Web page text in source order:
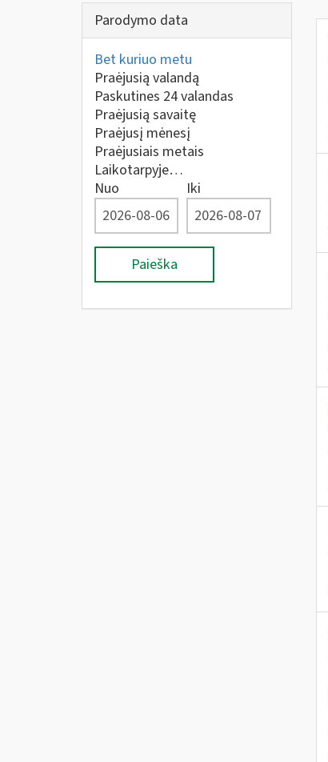
Parodymo data
Bet kuriuo metu
Praėjusią valandą
Paskutines 24 valandas
Praėjusią savaitę
Praėjusį mėnesį
Praėjusiais metais
Laikotarpyje…
Nuo
Iki
Paieška